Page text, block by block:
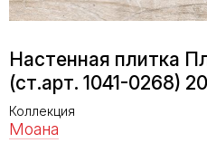
Настенная плитка
(ст.арт. 1041-0268)
Коллекция
Моана